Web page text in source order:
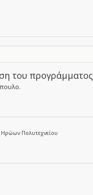
του προγράμματος
Ηρώων Πολυτεχνείου